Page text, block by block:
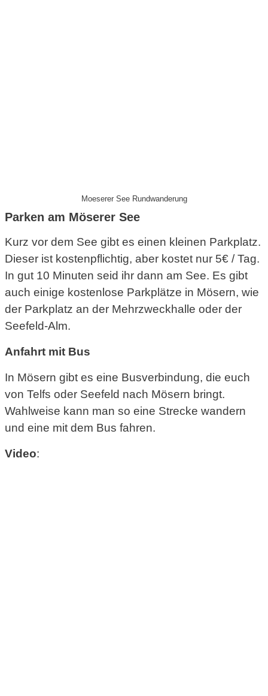
Moeserer See Rundwanderung
Parken am Möserer See
Kurz vor dem See gibt es einen kleinen Parkplatz.
Dieser ist kostenpflichtig, aber kostet nur 5€ / Tag.
In gut 10 Minuten seid ihr dann am See. Es gibt
auch einige kostenlose Parkplätze in Mösern, wie
der Parkplatz an der Mehrzweckhalle oder der
Seefeld-Alm.
Anfahrt mit Bus
In Mösern gibt es eine Busverbindung, die euch
von Telfs oder Seefeld nach Mösern bringt.
Wahlweise kann man so eine Strecke wandern
und eine mit dem Bus fahren.
Video: